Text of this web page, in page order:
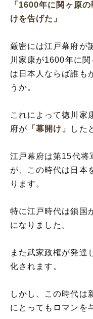
「1600年に関ヶ原
けを告げた」
厳密には江戸幕府が
川家康が1600年に
は日本人ならば誰も
うか。
これによって徳川家
府が 「幕開け」 した
江戸幕府は第15代将
が、この時代は日本
ります。
特に江戸時代は鎖国
になりました。
また武家政権が発達
化されます。
しかし、この時代は
にとってもロマンを